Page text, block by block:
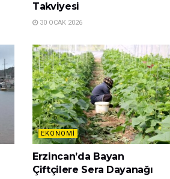
Takviyesi
30 OCAK 2026
EKONOMI
Erzincan’da Bayan
Çiftçilere Sera Dayanağı